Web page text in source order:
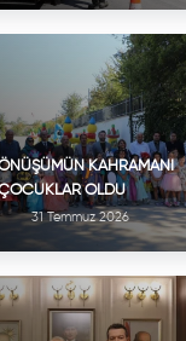
KAHRAMANI
OLDU
31 Temmuz 2026